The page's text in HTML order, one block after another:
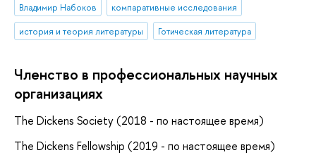
Владимир Набоков
компаративные исследования
история и теория литературы
Готическая литература
Членство в профессиональных научных
организациях
The Dickens Society (2018 - по настоящее время)
The Dickens Fellowship (2019 - по настоящее время)